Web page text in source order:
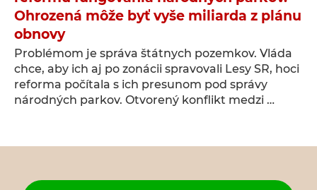
Ohrozená môže byť vyše miliarda z plánu
obnovy
Problémom je správa štátnych pozemkov. Vláda
chce, aby ich aj po zonácii spravovali Lesy SR, hoci
reforma počítala s ich presunom pod správy
národných parkov. Otvorený konflikt medzi …